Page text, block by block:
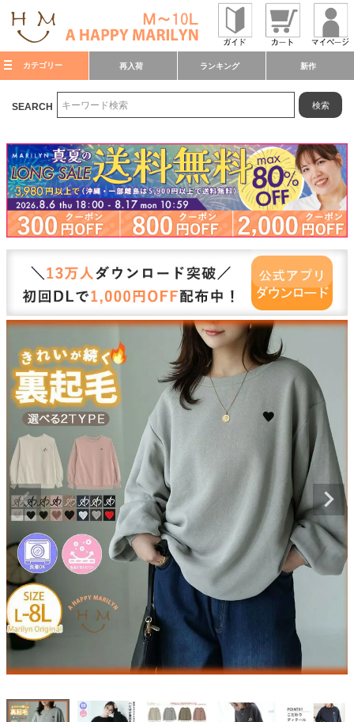
カテゴリー 再入荷 ランキング 新作
SEARCH 検索